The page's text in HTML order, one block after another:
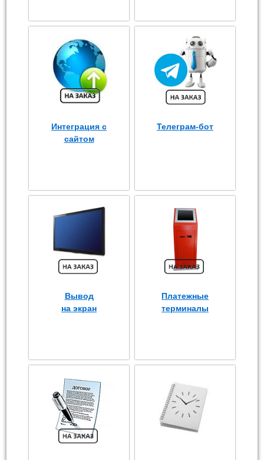
Интеграция с
сайтом
Телеграм-бот
Вывод
на экран
Платежные
терминалы